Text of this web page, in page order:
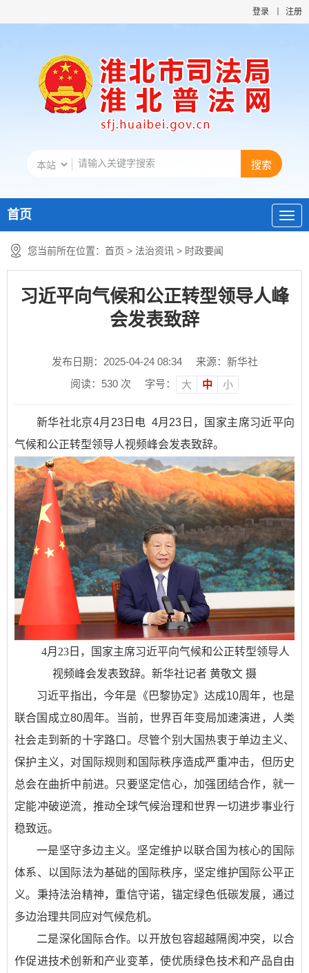
登录 注册
首页
您当前所在位置： 首页 > 法治资讯 > 时政要闻
习近平向气候和公正转型领导人峰
会发表致辞
发布日期：2025-04-24 08:34
来源：新华社
阅读： 530 次 字号： 大 中 小
新华社北京4月23日电 4月23日，国家主席习近平向
气候和公正转型领导人视频峰会发表致辞。
4月23日，国家主席习近平向气候和公正转型领导人
视频峰会发表致辞。新华社记者 黄敬文 摄
习近平指出，今年是《巴黎协定》达成10周年，也是
联合国成立80周年。当前，世界百年变局加速演进，人类
社会走到新的十字路口。尽管个别大国热衷于单边主义、
保护主义，对国际规则和国际秩序造成严重冲击，但历史
总会在曲折中前进。只要坚定信心，加强团结合作，就一
定能冲破逆流，推动全球气候治理和世界一切进步事业行
稳致远。
一是坚守多边主义。坚定维护以联合国为核心的国际
体系、以国际法为基础的国际秩序，坚定维护国际公平正
义。秉持法治精神，重信守诺，锚定绿色低碳发展，通过
多边治理共同应对气候危机。
二是深化国际合作。以开放包容超越隔阂冲突，以合
作促进技术创新和产业变革，使优质绿色技术和产品自由